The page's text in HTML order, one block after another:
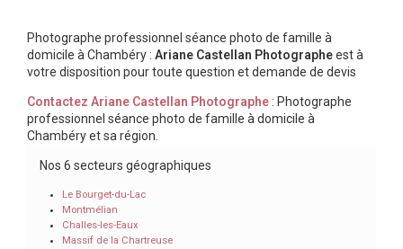
Photographe professionnel séance photo de famille à
domicile à Chambéry : Ariane Castellan Photographeest à
votre disposition pour toute question et demande de devis
Contactez Ariane Castellan Photographe : Photographe
professionnel séance photo de famille à domicile à
Chambéry et sa région.
Nos 6 secteurs géographiques
Le Bourget-du-Lac
Montmélian
Challes-les-Eaux
Massif de la Chartreuse